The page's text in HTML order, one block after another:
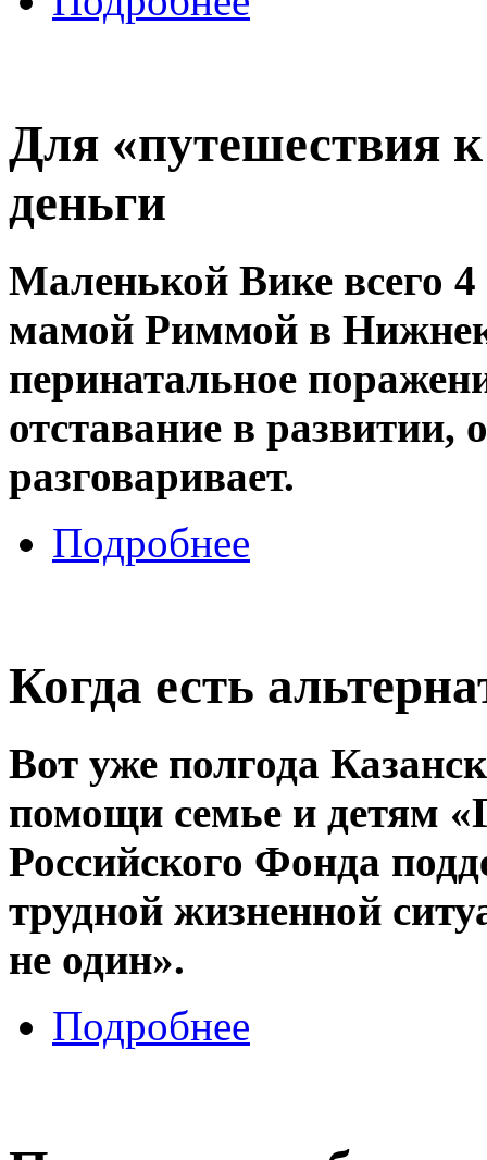
Для «путешествия
деньги
Маленькой Вике всего 4
мамой Риммой в
перинатальное
отставание в развитии,
разговаривает.
Подробнее
Когда есть
Вот уже полгода
помощи семье и детям
Российского Фонда
трудной жизненной
не один».
Подробнее